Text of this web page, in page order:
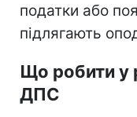
податки або
підлягають
Що робити у
ДПС